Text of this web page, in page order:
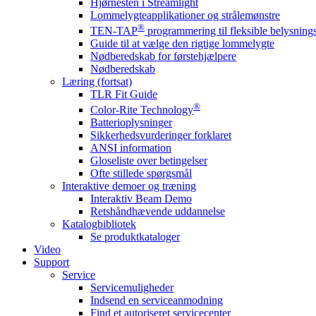
Lommelygteapplikationer og strålemønstre
TEN-TAP® programmering til fleksible
Guide til at vælge den rigtige lommelygte
Nødberedskab for førstehjælpere
Nødberedskab
Læring (fortsat)
TLR Fit Guide
Color-Rite Technology®
Batterioplysninger
Sikkerhedsvurderinger forklaret
ANSI information
Gloseliste over betingelser
Ofte stillede spørgsmål
Interaktive demoer og træning
Interaktiv Beam Demo
Retshåndhævende uddannelse
Katalogbibliotek
Se produktkataloger
Video
Support
Service
Servicemuligheder
Indsend en serviceanmodning
Find et autoriseret servicecenter